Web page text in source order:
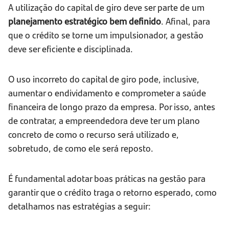
A utilização do capital de giro deve ser parte de um
planejamento estratégico bem definido. Afinal, para
que o crédito se torne um impulsionador, a gestão
deve ser eficiente e disciplinada.
O uso incorreto do capital de giro pode, inclusive,
aumentar o endividamento e comprometer a saúde
financeira de longo prazo da empresa. Por isso, antes
de contratar, a empreendedora deve ter um plano
concreto de como o recurso será utilizado e,
sobretudo, de como ele será reposto.
É fundamental adotar boas práticas na gestão para
garantir que o crédito traga o retorno esperado, como
detalhamos nas estratégias a seguir: